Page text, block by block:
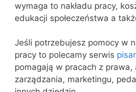
wymaga to nakładu pracy,
edukacji społeczeństwa a
Jeśli potrzebujesz pomocy w
pracy to polecamy serwis
pomagają w pracach z prawa,
zarządzania, marketingu,